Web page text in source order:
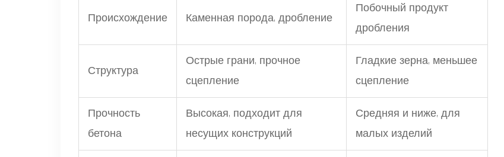
Происхождение Каменная порода, дробление
Побочный продукт
дробления
Структура
Острые грани, прочное
сцепление
Гладкие зерна, меньшее
сцепление
Прочность
бетона
Высокая, подходит для
несущих конструкций
Средняя и ниже, для
малых изделий